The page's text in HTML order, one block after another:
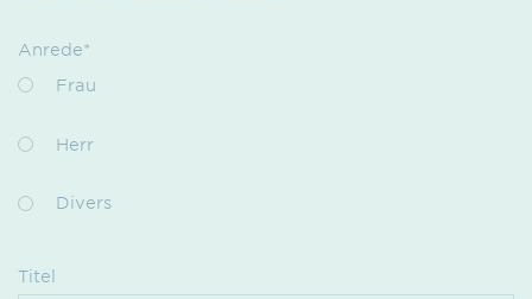
Anrede*
Frau
Herr
Divers
Titel